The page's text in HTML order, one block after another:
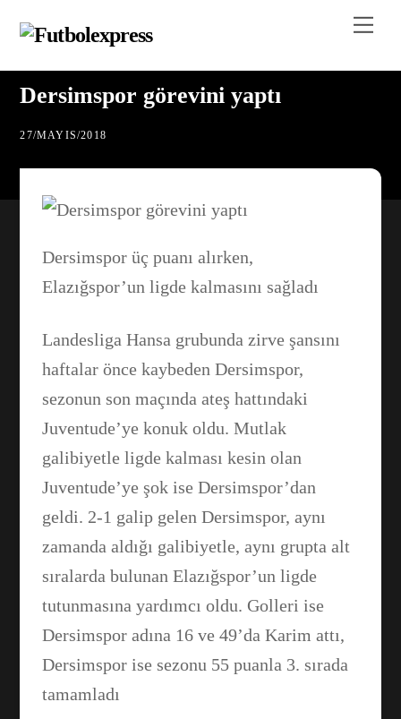
content
Dersimspor görevini yaptı
27/MAYIS/2018
Dersimspor üç puanı alırken,
Elazığspor’un ligde kalmasını sağladı
Landesliga Hansa grubunda zirve şansını
haftalar önce kaybeden Dersimspor,
sezonun son maçında ateş hattındaki
Juventude’ye konuk oldu. Mutlak
galibiyetle ligde kalması kesin olan
Juventude’ye şok ise Dersimspor’dan
geldi. 2-1 galip gelen Dersimspor, aynı
zamanda aldığı galibiyetle, aynı grupta alt
sıralarda bulunan Elazığspor’un ligde
tutunmasına yardımcı oldu. Golleri ise
Dersimspor adına 16 ve 49’da Karim attı,
Dersimspor ise sezonu 55 puanla 3. sırada
tamamladı